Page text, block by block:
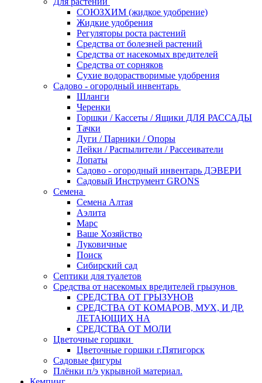
СОЮЗХИМ (жидкое удобрение)
Жидкие удобрения
Регуляторы роста растений
Средства от болезней растений
Средства от насекомых вредителей
Средства от сорняков
Сухие водорастворимые удобрения
Садово - огородный инвентарь
Шланги
Черенки
Горшки / Кассеты / Ящики ДЛЯ РАССАДЫ
Тачки
Дуги / Парники / Опоры
Лейки / Распылители / Рассеиватели
Лопаты
Садово - огородный инвентарь ДЭВЕРИ
Садовый Инструмент GRONS
Семена
Семена Алтая
Аэлита
Марс
Ваше Хозяйство
Луковичные
Поиск
Сибирский сад
Септики для туалетов
Средства от насекомых вредителей грызунов
СPEДСТВА ОТ ГРЫЗУНОВ
СРЕДСТВА ОТ КОМАРОВ, МУХ, И ДР.
ЛЕТАЮЩИХ НА
СРЕДСТВА ОТ МОЛИ
Цветочные горшки
Цветочные горшки г.Пятигорск
Садовые фигуры
Плёнки п/э укрывной материал.